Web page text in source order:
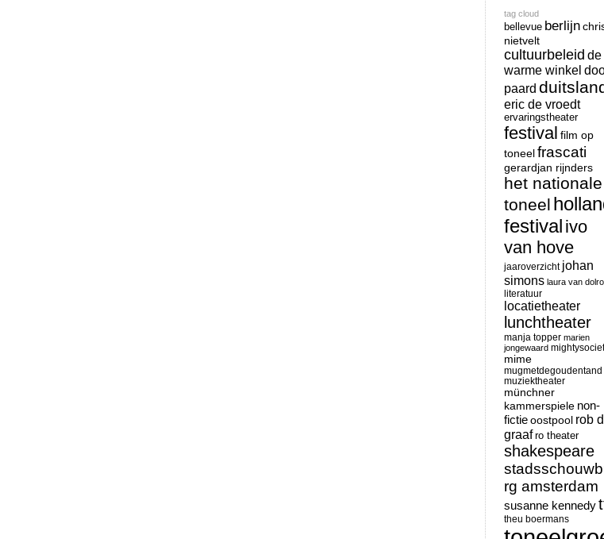
tag cloud
bellevue berlijn
nietvelt
cultuurbeleid de
warme winkel
paard
eric de vroedt
ervaringstheater
festival film op
toneelfrascati
gerardjan rijnders
het nationale
toneel
festival ivo
van hove
jaaroverzicht johan
simons laura van
literatuur
locatietheater
lunchtheater
manja topper marien
jongewaard
mime
mugmetdegoudentand
muziektheater
münchner
kammerspiele non-
fictieoostpool rob
graaf ro theater
shakespeare
rg amsterdam
susanne kennedy
theu boermans